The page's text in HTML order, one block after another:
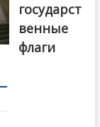
государст
венные
флаги